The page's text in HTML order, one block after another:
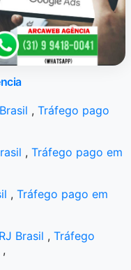
,Tráfego pago
,Tráfego pago em
,Tráfego pago em
Brasil ,Tráfego
,